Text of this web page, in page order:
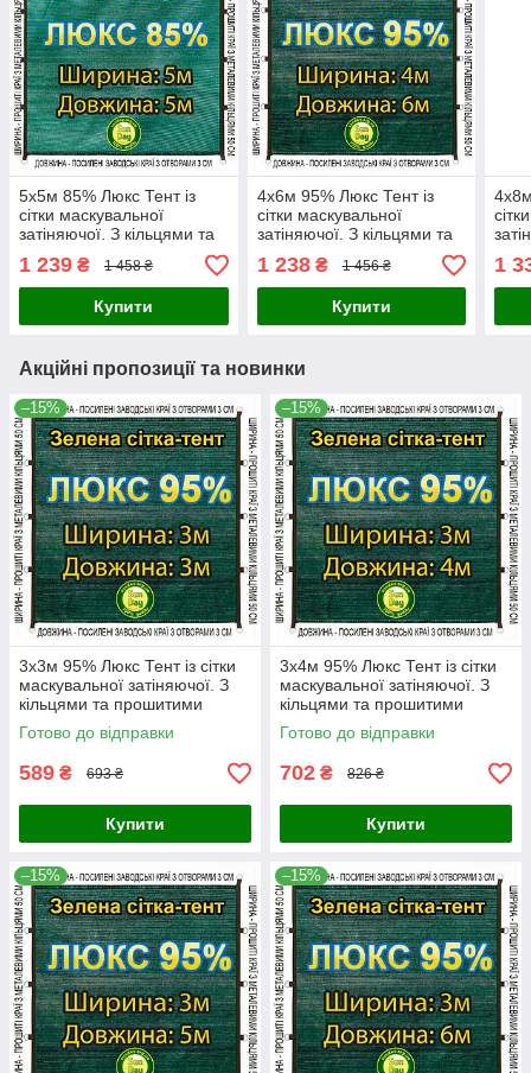
5x5м 85% Люкс Тент із
сітки маскувальної
затіняючої. З кільцями та
1 239 ₴ 1 458 ₴
Купити
4x6м 95% Люкс Тент із
сітки маскувальної
затіняючої. З кільцями та
1 238₴ 1 456 ₴
Купити
1
Акційні пропозиції та новинки
–15%
3x3м 95% Люкс Тент із сітки
маскувальної затіняючої. З
кільцями та прошитими
краями.
Готово до відправки
589 ₴ 693 ₴
Купити
–15%
3x4м 95% Люкс Тент із сітки
маскувальної затіняючої. З
кільцями та прошитими
краями.
Готово до відправки
702 ₴ 826 ₴
Купити
–15% –15%